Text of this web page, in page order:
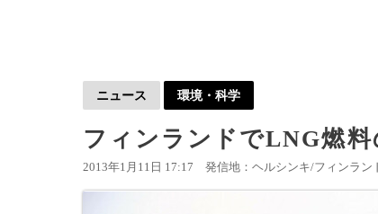
ニュース 環境・科学
フィンランドでLNG燃料
2013年1月11日 17:17 発信地：ヘルシンキ/フィンラン